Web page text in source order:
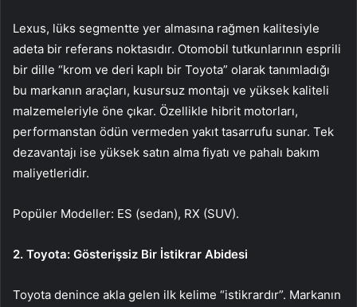
Lexus, lüks segmentte yer almasına rağmen kalitesiyle
adeta bir referans noktasıdır. Otomobil tutkunlarının esprili
bir dille “krom ve deri kaplı bir Toyota” olarak tanımladığı
bu markanın araçları, kusursuz montajı ve yüksek kaliteli
malzemeleriyle öne çıkar. Özellikle hibrit motorları,
performanstan ödün vermeden yakıt tasarrufu sunar. Tek
dezavantajı ise yüksek satın alma fiyatı ve pahalı bakım
maliyetleridir.
Popüler Modeller: ES (sedan), RX (SUV).
2. Toyota: Gösterişsiz Bir İstikrar Abidesi
Toyota denince akla gelen ilk kelime “istikrardır”. Markanın